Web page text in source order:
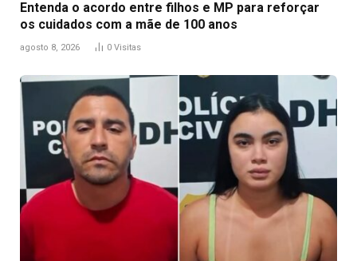
Entenda o acordo entre filhos e MP para reforçar
os cuidados com a mãe de 100 anos
agosto 8, 2026 0 Visitas